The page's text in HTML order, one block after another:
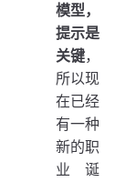
模型，
提示是
关键，
所以现
在已经
有一种
新的职
业诞